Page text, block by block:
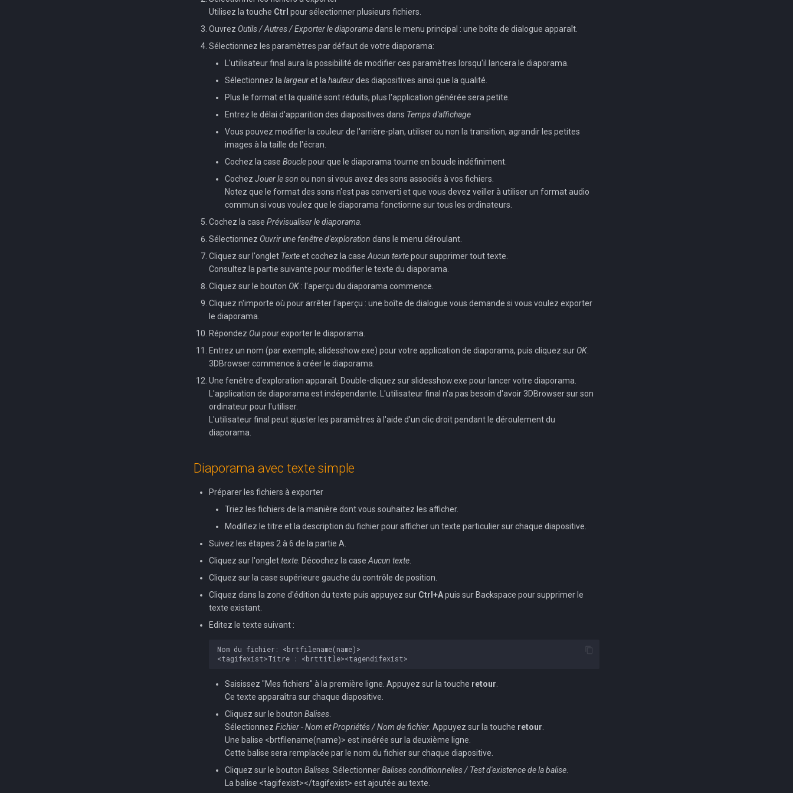
Utilisez la touche Ctrl pour sélectionner plusieurs fichiers.
Ouvrez Outils / Autres / Exporter le diaporamadans le menu principal : une boîte de dialogue apparaît.
Sélectionnez les paramètres par défaut de votre diaporama:
L'utilisateur final aura la possibilité de modifier ces paramètres lorsqu'il lancera le diaporama.
Sélectionnez la largeuret la hauteurdes diapositives ainsi que la qualité.
Plus le format et la qualité sont réduits, plus l'application générée sera petite.
Entrez le délai d'apparition des diapositives dans Temps d'affichage
Vous pouvez modifier la couleur de l'arrière-plan, utiliser ou non la transition, agrandir les petites
images à la taille de l'écran.
Cochez la case Bouclepour que le diaporama tourne en boucle indéfiniment.
Cochez Jouer le son ou non si vous avez des sons associés à vos fichiers.
Notez que le format des sons n'est pas converti et que vous devez veiller à utiliser un format audio
commun si vous voulez que le diaporama fonctionne sur tous les ordinateurs.
Cochez la casePrévisualiser le diaporama
Sélectionnez Ouvrir une fenêtre d'exploration dans le menu déroulant.
Cliquez sur l'onglet Texteet cochez la caseAucun textepour supprimer tout texte.
Consultez la partie suivante pour modifier le texte du diaporama.
Cliquez sur le bouton OK : l'aperçu du diaporama commence.
Cliquez n'importe où pour arrêter l'aperçu : une boîte de dialogue vous demande si vous voulez exporter
le diaporama.
Répondez Ouipour exporter le diaporama.
Entrez un nom (par exemple, slidesshow.exe) pour votre application de diaporama, puis cliquez sur OK
3DBrowser commence à créer le diaporama.
Une fenêtre d'exploration apparaît. Double-cliquez sur slidesshow.exe pour lancer votre diaporama.
L'application de diaporama est indépendante. L'utilisateur final n'a pas besoin d'avoir 3DBrowser sur son
ordinateur pour l'utiliser.
L'utilisateur final peut ajuster les paramètres à l'aide d'un clic droit pendant le déroulement du
diaporama.
Diaporama avec texte simple
Préparer les fichiers à exporter
Triez les fichiers de la manière dont vous souhaitez les afficher.
Modifiez le titre et la description du fichier pour afficher un texte particulier sur chaque diapositive.
Suivez les étapes 2 à 6 de la partie A.
Cliquez sur l'onglettexte . Décochez la caseAucun texte
Cliquez sur la case supérieure gauche du contrôle de position.
Cliquez dans la zone d'édition du texte puis appuyez sur Ctrl+Apuis sur Backspace pour supprimer le
texte existant.
Editez le texte suivant :
Saisissez "Mes fichiers" à la première ligne. Appuyez sur la touche retour.
Ce texte apparaîtra sur chaque diapositive.
Cliquez sur le bouton Balises.
Sélectionnez Fichier - Nom et Propriétés / Nom de fichier. Appuyez sur la touche retour.
Une balise <brtfilename(name)> est insérée sur la deuxième ligne.
Cette balise sera remplacée par le nom du fichier sur chaque diapositive.
Cliquez sur le bouton Balises. SélectionnerBalises conditionnelles / Test d'existence de la balise.
La balise <tagifexist></tagifexist> est ajoutée au texte.